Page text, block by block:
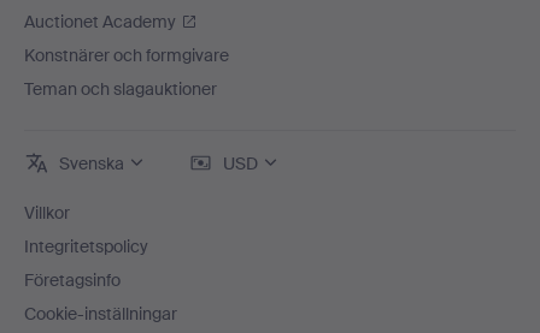
Auctionet Academy
Konstnärer och formgivare
Teman och slagauktioner
Svenska USD
Villkor
Integritetspolicy
Företagsinfo
Cookie-inställningar